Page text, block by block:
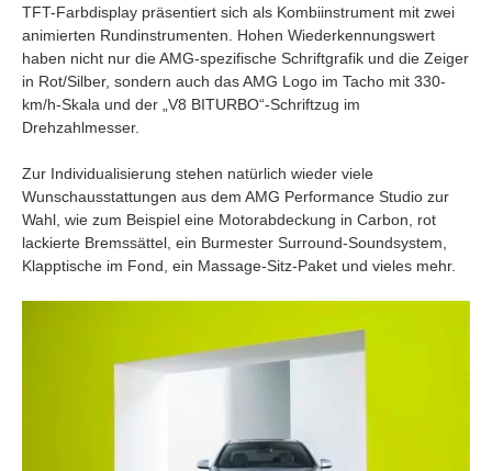
TFT-Farbdisplay präsentiert sich als Kombiinstrument mit zwei
animierten Rundinstrumenten. Hohen Wiederkennungswert
haben nicht nur die AMG-spezifische Schriftgrafik und die Zeiger
in Rot/Silber, sondern auch das AMG Logo im Tacho mit 330-
km/h-Skala und der „V8 BITURBO“-Schriftzug im
Drehzahlmesser.
Zur Individualisierung stehen natürlich wieder viele
Wunschausstattungen aus dem AMG Performance Studio zur
Wahl, wie zum Beispiel eine Motorabdeckung in Carbon, rot
lackierte Bremssättel, ein Burmester Surround-Soundsystem,
Klapptische im Fond, ein Massage-Sitz-Paket und vieles mehr.